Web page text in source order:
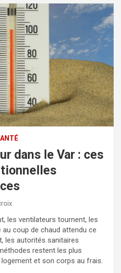
dans le Var : ces
les ventilateurs tournent, les
au coup de chaud attendu ce
les autorités sanitaires
restent les plus
et son corps au frais.